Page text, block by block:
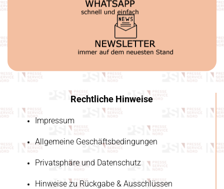
Rechtliche Hinweise
Impressum
Allgemeine Geschäftsbedingungen
Privatsphäre und Datenschutz
Hinweise zu Rückgabe & Ausschlüssen